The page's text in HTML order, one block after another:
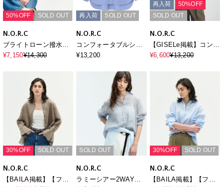
50%OFF SOLD OUT
N.O.R.C
ブライトローン撥水フ
リルブラウス【AIRY
¥7,150¥14,300
再入荷 SOLD OUT
N.O.R.C
コンフォータブルシャ
ツ
¥13,200
再入荷
50%OFF
SOLD OUT
N.O.R.C
【GISELe掲載】コンフ
ォータブルシャツ
¥6,600¥13,200
30%OFF SOLD OUT
N.O.R.C
【BAILA掲載】【フレ
SOLD OUT
N.O.R.C
ラミーシアー2WAYシ
30%OFF SOLD OUT
N.O.R.C
【BAILA掲載】【フレ